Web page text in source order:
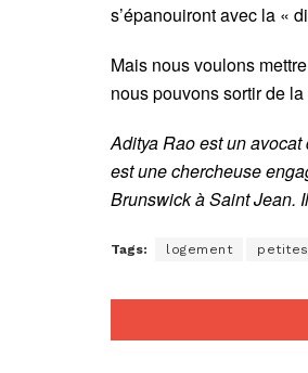
s’épanouiront avec la «
Mais nous voulons
nous pouvons sortir de
Aditya Rao est un
estune chercheuse
Brunswick àSaint Jean.
Tags: logement